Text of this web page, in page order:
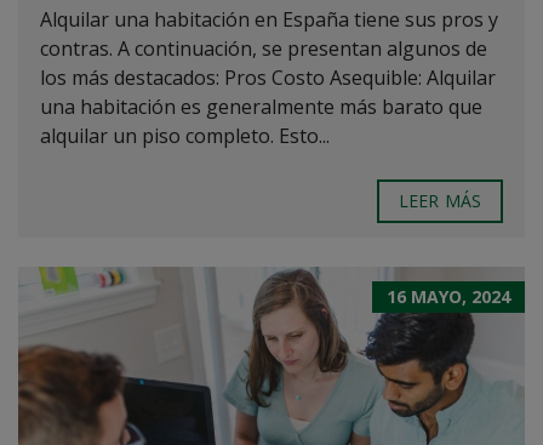
Alquilar una habitación en España tiene sus pros y
contras. A continuación, se presentan algunos de
los más destacados: Pros Costo Asequible: Alquilar
una habitación es generalmente más barato que
alquilar un piso completo. Esto...
LEER MÁS
16 MAYO, 2024